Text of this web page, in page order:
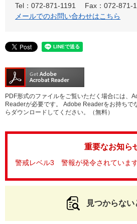
Tel：072-871-1191
Fax：072-871-
メールでのお問い合わせはこちら
PDF形式のファイルをご覧いただく場合には、
Readerが必要です。
Adobe Readerをお持ちで
らダウンロードしてください。（無料）
重要なお知ら
警戒レベル3 警報が発令されていま
見つからない